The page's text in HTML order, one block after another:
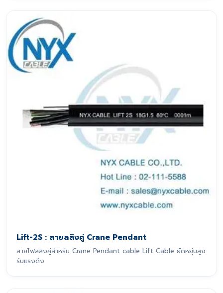
Lift-2S : สายสลิงคู่ Crane Pendant
สายไฟสลิงคู่สำหรับ Crane Pendant cable Lift Cable ยืดหยุ่นสูง
รับแรงดึง